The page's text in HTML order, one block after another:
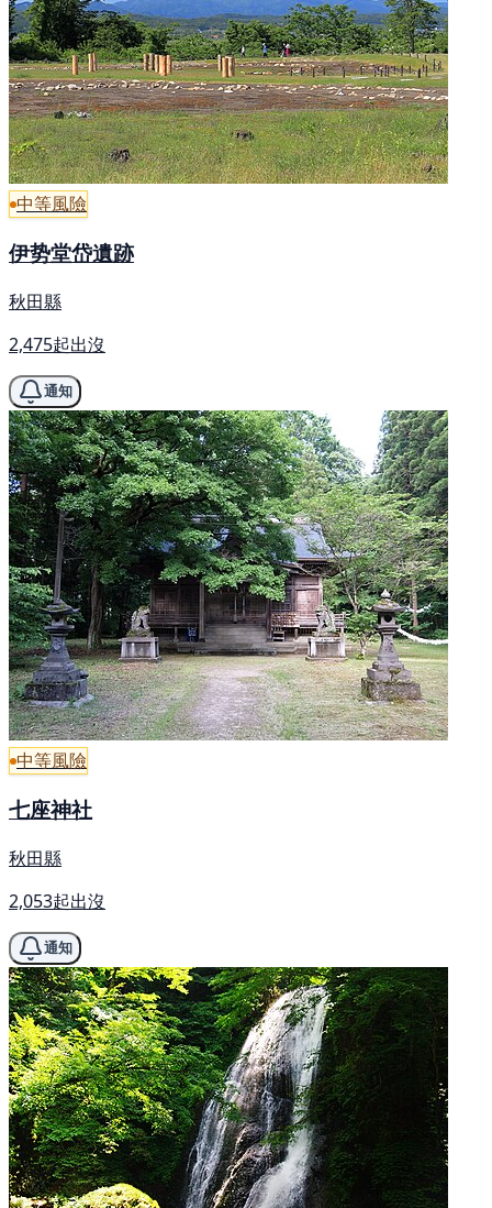
中等風險
伊势堂岱遺跡
秋田縣
2,475起出沒
通知
中等風險
七座神社
秋田縣
2,053起出沒
通知